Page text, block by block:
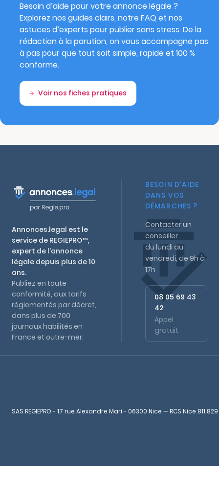
Besoin d’aide pour votre annonce légale ?
Explorez nos guides clairs, notre FAQ et nos
astuces d’experts pour publier sans stress. De la
rédaction à la parution, on vous accompagne pas
à pas pour que tout soit simple, rapide et 100 %
conforme.
Voir nos fiches pratiques
Annonces.legal est le
service de REGIEPRO™,
expert de l'annonce
légale depuis plus de 10
ans.
Publiez en toute
conformité, aux tarifs
réglementés par décret,
dans plus de 700
journaux habilités en
France et outre-mer.
BESOIN D'AIDE
DANS VOS
DÉMARCHES ?
Contacter un
conseiller
du lundi au
vendredi, de 9h à
17h
08 05 69 43
42
Appel
gratuit
SAS REGIEPRO - 17 rue Alexandre Mari - 06300 Nice — RCS Nice 811